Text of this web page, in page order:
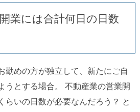
業には合計何日の日数
勤めの方が独立して、新たにご自
うとする場合。 不動産業の営業開
らいの日数が必要なんだろう？ と